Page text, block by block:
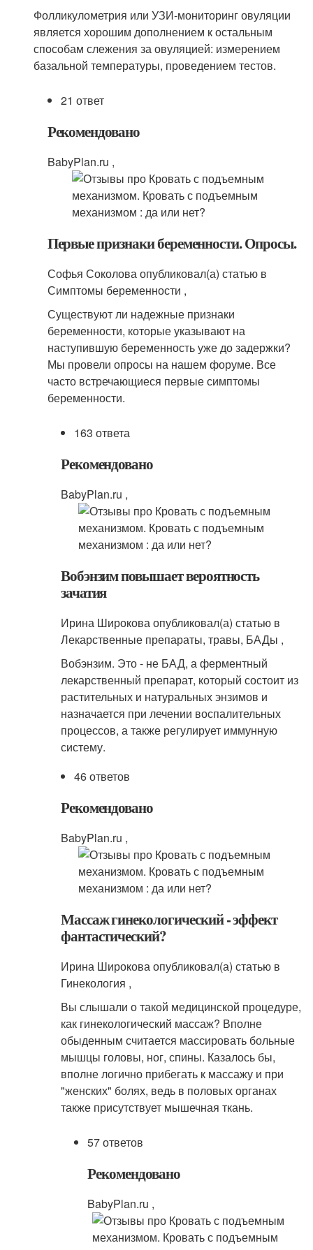
Фолликулометрия или УЗИ-мониторинг овуляции
является хорошим дополнением к остальным
способам слежения за овуляцией: измерением
базальной температуры, проведением тестов.
21 ответ
Рекомендовано
BabyPlan.ru ,
Первые признаки беременности. Опросы.
Софья Соколова опубликовал(а) статью в
Симптомы беременности ,
Существуют ли надежные признаки
беременности, которые указывают на
наступившую беременность уже до задержки?
Мы провели опросы на нашем форуме. Все
часто встречающиеся первые симптомы
беременности.
163 ответа
Рекомендовано
BabyPlan.ru ,
Вобэнзим повышает вероятность
зачатия
Ирина Широкова опубликовал(а) статью в
Лекарственные препараты, травы, БАДы ,
Вобэнзим. Это - не БАД, а ферментный
лекарственный препарат, который состоит из
растительных и натуральных энзимов и
назначается при лечении воспалительных
процессов, а также регулирует иммунную
систему.
46 ответов
Рекомендовано
BabyPlan.ru ,
Массаж гинекологический - эффект
фантастический?
Ирина Широкова опубликовал(а) статью в
Гинекология ,
Вы слышали о такой медицинской процедуре,
как гинекологический массаж? Вполне
обыденным считается массировать больные
мышцы головы, ног, спины. Казалось бы,
вполне логично прибегать к массажу и при
"женских" болях, ведь в половых органах
также присутствует мышечная ткань.
57 ответов
Рекомендовано
BabyPlan.ru ,